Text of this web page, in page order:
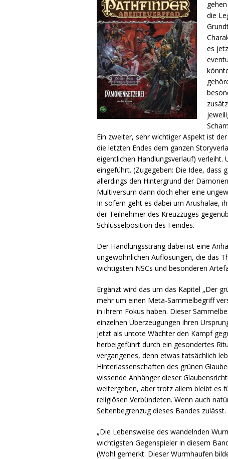
die
es
Ein zweiter, sehr wichtiger Aspekt ist
die letzten Endes dem ganzen
eigentlichen Handlungsverlauf)
eingeführt. (Zugegeben: Die Idee, dass
allerdings den Hintergrund der
Multiversum dann doch eher eine
In sofern geht es dabei um Arushalae,
der Teilnehmer des Kreuzzuges
Schlüsselposition des Feindes.
Der Handlungsstrang dabei ist eine
ungewöhnlichen Auflösungen, die das
wichtigsten NSCs und besonderen
Ergänzt wird das um das Kapitel „Der
mehr um einen Meta-Sammelbegriff
in ihrem Fokus haben. Dieser
einzelnen Überzeugungen ihren
jetzt als untote Wächter den Kampf
herbeigeführt durch ein gesondertes
vergangenes, denn etwas tatsächlich
Hinterlassenschaften des grünen
wissende Anhänger dieser
weitergeben, aber trotz allem bleibt es
religiösen Verbündeten. Wenn auch
Seitenbegrenzug dieses Bandes zulässt.
„Die Lebensweise des wandelnden
wichtigsten Gegenspieler in diesem
(Wohl gemerkt: Dieser Wurmhaufen